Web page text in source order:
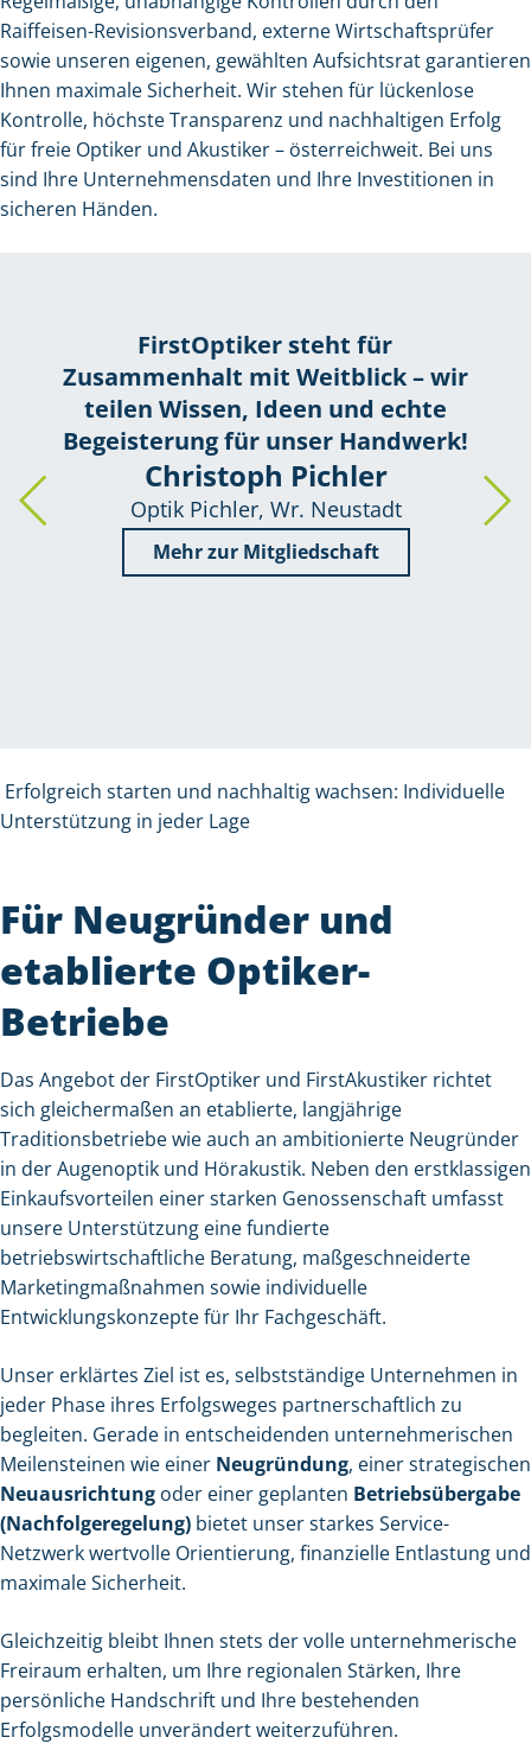
Raiffeisen-Revisionsverband, externe Wirtschaftsprüfer
sowie unseren eigenen, gewählten Aufsichtsrat garantieren
Ihnen maximale Sicherheit. Wir stehen für lückenlose
Kontrolle, höchste Transparenz und nachhaltigen Erfolg
für freie Optiker und Akustiker – österreichweit. Bei uns
sind Ihre Unternehmensdaten und Ihre Investitionen in
sicheren Händen.
FirstOptiker steht für
Zusammenhalt mit Weitblick – wir
teilen Wissen, Ideen und echte
Begeisterung für unser Handwerk!
Christoph Pichler
Optik Pichler, Wr. Neustadt
Mehr zur Mitgliedschaft
Erfolgreich starten und nachhaltig wachsen: Individuelle
Unterstützung in jeder Lage
Für Neugründer und
etablierte Optiker-
Betriebe
Das Angebot der FirstOptiker und FirstAkustiker richtet
sich gleichermaßen an etablierte, langjährige
Traditionsbetriebe wie auch an ambitionierte Neugründer
in der Augenoptik und Hörakustik. Neben den erstklassigen
Einkaufsvorteilen einer starken Genossenschaft umfasst
unsere Unterstützung eine fundierte
betriebswirtschaftliche Beratung, maßgeschneiderte
Marketingmaßnahmen sowie individuelle
Entwicklungskonzepte für Ihr Fachgeschäft.
Unser erklärtes Ziel ist es, selbstständige Unternehmen in
jeder Phase ihres Erfolgsweges partnerschaftlich zu
begleiten. Gerade in entscheidenden unternehmerischen
Meilensteinen wie einer Neugründung, einer strategischen
Neuausrichtung oder einer geplanten Betriebsübergabe
(Nachfolgeregelung) bietet unser starkes Service-
Netzwerk wertvolle Orientierung, finanzielle Entlastung und
maximale Sicherheit.
Gleichzeitig bleibt Ihnen stets der volle unternehmerische
Freiraum erhalten, um Ihre regionalen Stärken, Ihre
persönliche Handschrift und Ihre bestehenden
Erfolgsmodelle unverändert weiterzuführen.